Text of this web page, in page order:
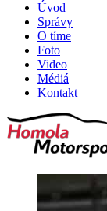
Úvod
Správy
O tíme
Foto
Video
Médiá
Kontakt